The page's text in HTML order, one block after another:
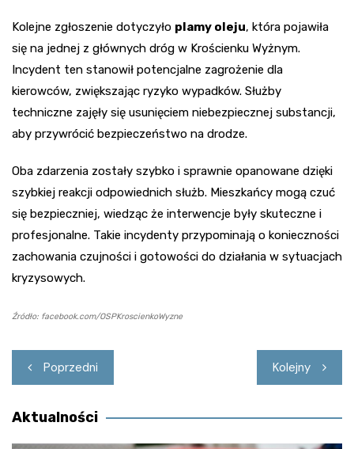
Kolejne zgłoszenie dotyczyło plamy oleju, która pojawiła
się na jednej z głównych dróg w Krościenku Wyżnym.
Incydent ten stanowił potencjalne zagrożenie dla
kierowców, zwiększając ryzyko wypadków. Służby
techniczne zajęły się usunięciem niebezpiecznej substancji,
aby przywrócić bezpieczeństwo na drodze.
Oba zdarzenia zostały szybko i sprawnie opanowane dzięki
szybkiej reakcji odpowiednich służb. Mieszkańcy mogą czuć
się bezpieczniej, wiedząc że interwencje były skuteczne i
profesjonalne. Takie incydenty przypominają o konieczności
zachowania czujności i gotowości do działania w sytuacjach
kryzysowych.
Źródło: facebook.com/OSPKroscienkoWyzne
Nawigacja
wpisu
Poprzedni Kolejny
Aktualności